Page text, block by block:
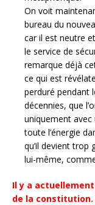
On voit
bureau du
car il est neutre
le service de
remarque déjà
ce qui est
perduré pendant
décennies, que
uniquement
toute l’énergie
qu’il devient trop
lui-même,
Il y a
de la